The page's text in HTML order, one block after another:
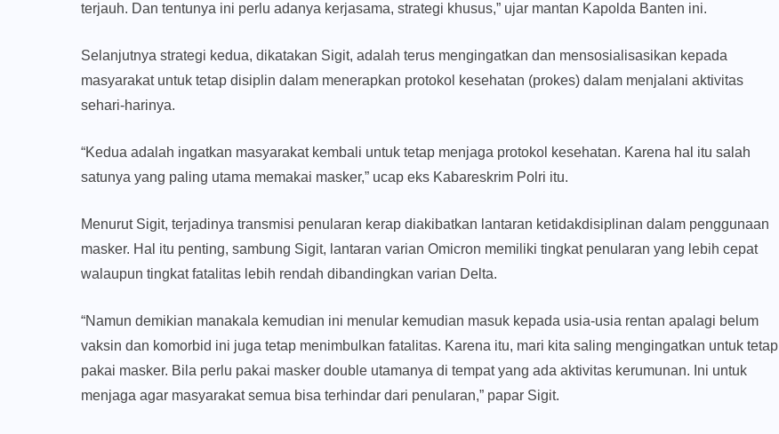
terjauh. Dan tentunya ini perlu adanya kerjasama, strategi khusus,” ujar mantan Kapolda Banten ini.
Selanjutnya strategi kedua, dikatakan Sigit, adalah terus mengingatkan dan mensosialisasikan kepada
masyarakat untuk tetap disiplin dalam menerapkan protokol kesehatan (prokes) dalam menjalani aktivitas
sehari-harinya.
“Kedua adalah ingatkan masyarakat kembali untuk tetap menjaga protokol kesehatan. Karena hal itu salah
satunya yang paling utama memakai masker,” ucap eks Kabareskrim Polri itu.
Menurut Sigit, terjadinya transmisi penularan kerap diakibatkan lantaran ketidakdisiplinan dalam penggunaan
masker. Hal itu penting, sambung Sigit, lantaran varian Omicron memiliki tingkat penularan yang lebih cepat
walaupun tingkat fatalitas lebih rendah dibandingkan varian Delta.
“Namun demikian manakala kemudian ini menular kemudian masuk kepada usia-usia rentan apalagi belum
vaksin dan komorbid ini juga tetap menimbulkan fatalitas. Karena itu, mari kita saling mengingatkan untuk tetap
pakai masker. Bila perlu pakai masker double utamanya di tempat yang ada aktivitas kerumunan. Ini untuk
menjaga agar masyarakat semua bisa terhindar dari penularan,” papar Sigit.